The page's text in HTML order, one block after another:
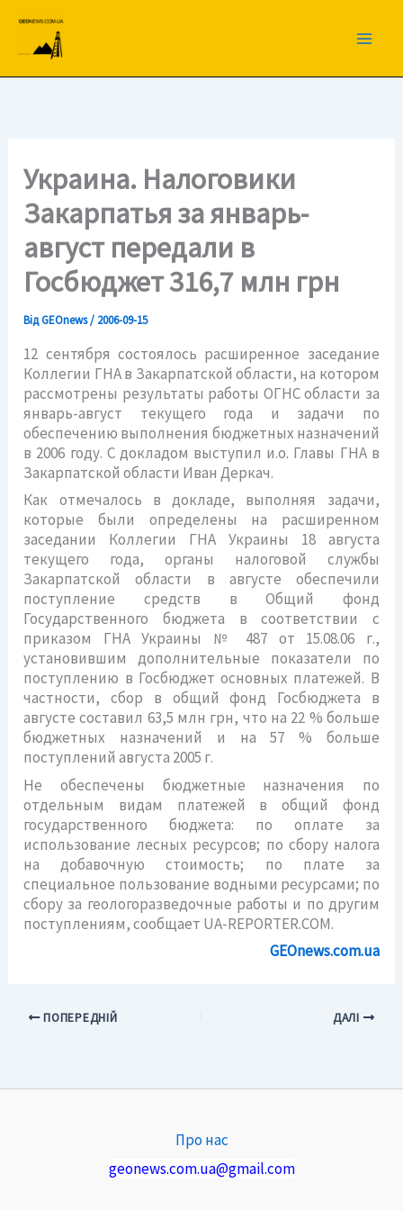
вмісту
Украина. Налоговики
Закарпатья за январь-
август передали в
Госбюджет 316,7 млн грн
ВідGEOnews/ 2006-09-15
12 сентября состоялось расширенное заседание
Коллегии ГНА в Закарпатской области, на котором
рассмотрены результаты работы ОГНС области за
январь-август текущего года и задачи по
обеспечению выполнения бюджетных назначений
в 2006 году. С докладом выступил и.о. Главы ГНА в
Закарпатской области Иван Деркач.
Как отмечалось в докладе, выполняя задачи,
которые были определены на расширенном
заседании Коллегии ГНА Украины 18 августа
текущего года, органы налоговой службы
Закарпатской области в августе обеспечили
поступление средств в Общий фонд
Государственного бюджета в соответствии с
приказом ГНА Украины № 487 от 15.08.06 г.,
установившим дополнительные показатели по
поступлению в Госбюджет основных платежей. В
частности, сбор в общий фонд Госбюджета в
августе составил 63,5 млн грн, что на 22 % больше
бюджетных назначений и на 57 % больше
поступлений августа 2005 г.
Не обеспечены бюджетные назначения по
отдельным видам платежей в общий фонд
государственного бюджета: по оплате за
использование лесных ресурсов; по сбору налога
на добавочную стоимость; по плате за
специальное пользование водными ресурсами; по
сбору за геологоразведочные работы и по другим
поступлениям, сообщает UA-REPORTER.COM.
GEOnews.com.ua
ПОПЕРЕДНІЙ ДАЛІ
Про нас
geonews.com.ua@gmail.com